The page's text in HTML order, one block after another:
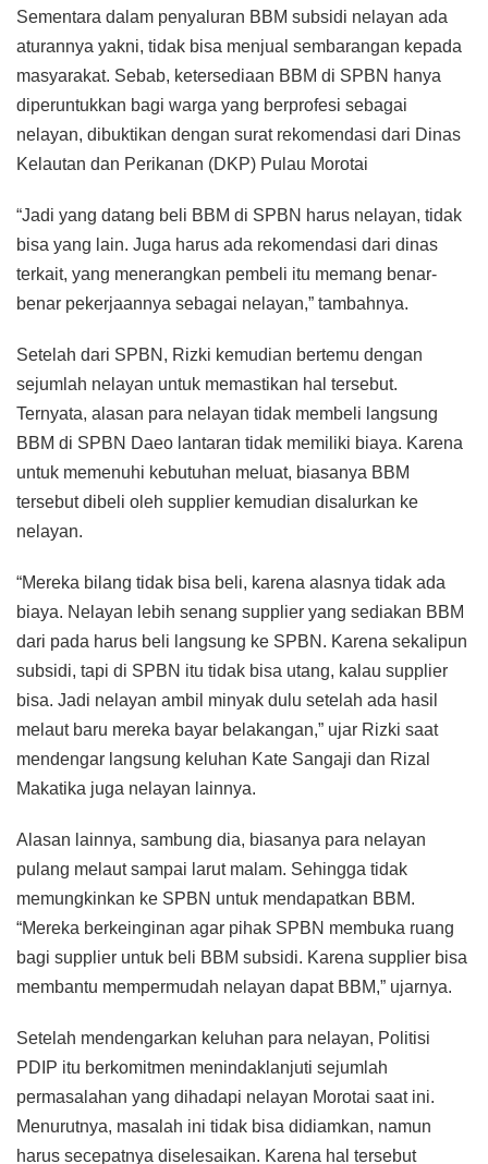
Sementara dalam penyaluran BBM subsidi nelayan ada
aturannya yakni, tidak bisa menjual sembarangan kepada
masyarakat. Sebab, ketersediaan BBM di SPBN hanya
diperuntukkan bagi warga yang berprofesi sebagai
nelayan, dibuktikan dengan surat rekomendasi dari Dinas
Kelautan dan Perikanan (DKP) Pulau Morotai
“Jadi yang datang beli BBM di SPBN harus nelayan, tidak
bisa yang lain. Juga harus ada rekomendasi dari dinas
terkait, yang menerangkan pembeli itu memang benar-
benar pekerjaannya sebagai nelayan,” tambahnya.
Setelah dari SPBN, Rizki kemudian bertemu dengan
sejumlah nelayan untuk memastikan hal tersebut.
Ternyata, alasan para nelayan tidak membeli langsung
BBM di SPBN Daeo lantaran tidak memiliki biaya. Karena
untuk memenuhi kebutuhan meluat, biasanya BBM
tersebut dibeli oleh supplier kemudian disalurkan ke
nelayan.
“Mereka bilang tidak bisa beli, karena alasnya tidak ada
biaya. Nelayan lebih senang supplier yang sediakan BBM
dari pada harus beli langsung ke SPBN. Karena sekalipun
subsidi, tapi di SPBN itu tidak bisa utang, kalau supplier
bisa. Jadi nelayan ambil minyak dulu setelah ada hasil
melaut baru mereka bayar belakangan,” ujar Rizki saat
mendengar langsung keluhan Kate Sangaji dan Rizal
Makatika juga nelayan lainnya.
Alasan lainnya, sambung dia, biasanya para nelayan
pulang melaut sampai larut malam. Sehingga tidak
memungkinkan ke SPBN untuk mendapatkan BBM.
“Mereka berkeinginan agar pihak SPBN membuka ruang
bagi supplier untuk beli BBM subsidi. Karena supplier bisa
membantu mempermudah nelayan dapat BBM,” ujarnya.
Setelah mendengarkan keluhan para nelayan, Politisi
PDIP itu berkomitmen menindaklanjuti sejumlah
permasalahan yang dihadapi nelayan Morotai saat ini.
Menurutnya, masalah ini tidak bisa didiamkan, namun
harus secepatnya diselesaikan. Karena hal tersebut